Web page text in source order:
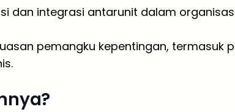
dan integrasi antarunit dalam
pemangku kepentingan, termasuk